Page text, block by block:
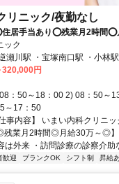
リニック/夜勤なし
住居手当あり⭕残業月2時間
ック
瀬川駅 ・宝塚南口駅 ・小林駅
円
08：50～18：00 2) 08：50～
～17：50
事内容】 いまい内科クリニ
業月2時間◎月給30万～◎】
外来 ・訪問診療の診察介助
歓迎 ブランクOK シフト制 昇給